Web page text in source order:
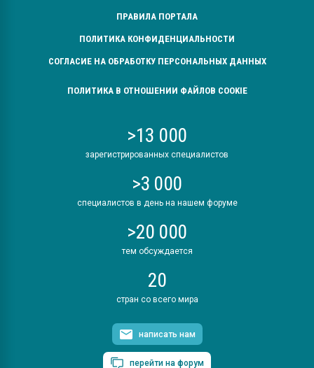
ПРАВИЛА ПОРТАЛА
ПОЛИТИКА КОНФИДЕНЦИАЛЬНОСТИ
СОГЛАСИЕ НА ОБРАБОТКУ ПЕРСОНАЛЬНЫХ ДАННЫХ
ПОЛИТИКА В ОТНОШЕНИИ ФАЙЛОВ COOKIE
>13 000
зарегистрированных специалистов
>3 000
специалистов в день на нашем форуме
>20 000
тем обсуждается
20
стран со всего мира
написать нам
перейти на форум